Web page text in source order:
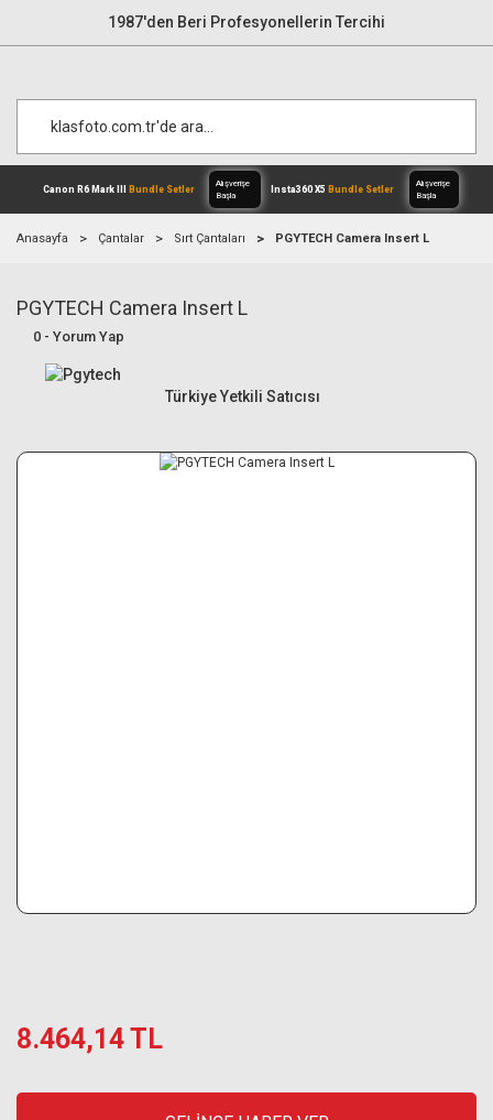
1987'den Beri Profesyonellerin Tercihi
Canon R6 Mark IIIBundle Setler
Anasayfa Çantalar Sırt Çantaları PGYTECH Camera Insert L
PGYTECH Camera Insert L
0 - Yorum Yap
Türkiye Yetkili Satıcısı
8.464,14 TL